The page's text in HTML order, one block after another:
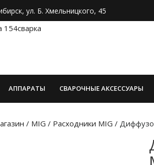
ул. Б. Хмельницкого, 45
АППАРАТЫ СВАРОЧНЫЕ АКСЕССУАРЫ
/ MIG / Расходники MIG /